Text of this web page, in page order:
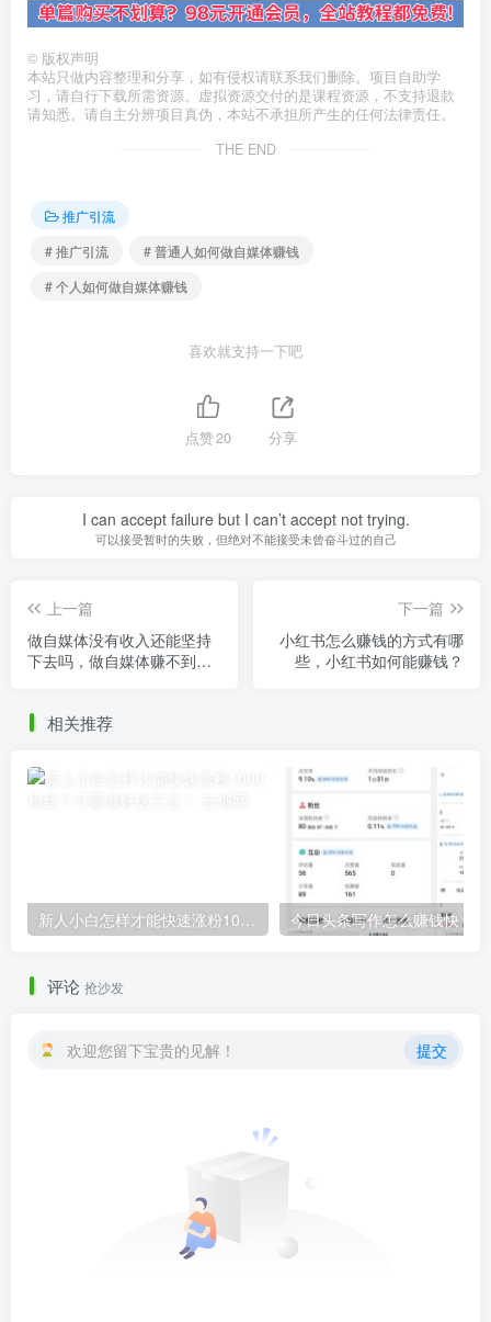
© 版权声明
本站只做内容整理和分享，如有侵权请联系我们删除。项目自助学
习，请自行下载所需资源。虚拟资源交付的是课程资源，不支持退款
请知悉。请自主分辨项目真伪，本站不承担所产生的任何法律责任。
THE END
推广引流
# 推广引流
# 普通人如何做自媒体赚钱
# 个人如何做自媒体赚钱
喜欢就支持一下吧
点赞20 分享
I can accept failure but I can’t accept not trying.
可以接受暂时的失败，但绝对不能接受未曾奋斗过的自己
上一篇
做自媒体没有收入还能坚持
下去吗，做自媒体赚不到钱
下一篇
小红书怎么赚钱的方式有哪
些，小红书如何能赚钱？
相关推荐
新人小白怎样才能快速涨粉1000粉丝？只要做好这三点！
评论 抢沙发
欢迎您留下宝贵的见解！ 提交